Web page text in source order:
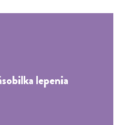
lepenia